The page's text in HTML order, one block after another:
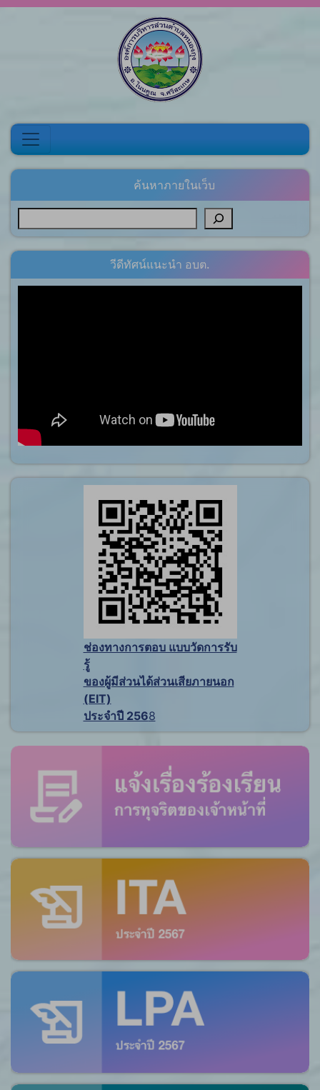
ค้นหาภายในเว็บ
วีดีทัศน์แนะนำ อบต.
ช่องทางการตอบ แบบวัดการรับ
รู้
ของผู้มีส่วนได้ส่วนเสียภายนอก
(EIT)
ประจำปี 2568